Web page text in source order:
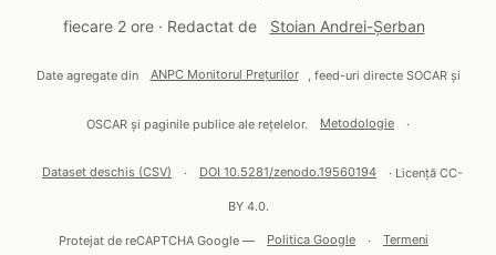
fiecare 2 ore · Redactat de
Stoian Andrei-Șerban
Date agregate din ANPC Monitorul Prețurilor , feed-uri directe SOCAR și
OSCAR și paginile publice ale rețelelor. Metodologie ·
Dataset deschis (CSV) · DOI 10.5281/zenodo.19560194 · Licență CC-
BY 4.0.
Protejat de reCAPTCHA Google — Politica Google · Termeni